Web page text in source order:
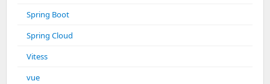
Spring Boot
Spring Cloud
Vitess
vue